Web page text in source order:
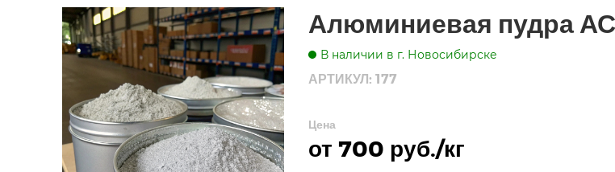
Алюминиевая пудра
В наличии в г. Новосибирске
АРТИКУЛ: 177
Цена
от 700 руб./кг